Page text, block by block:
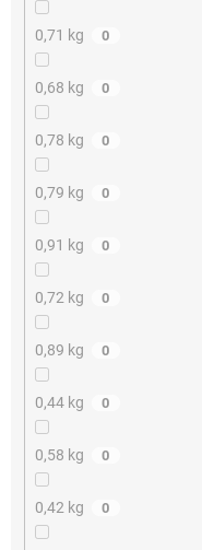
0,71 kg 0
0,68 kg 0
0,78 kg 0
0,79 kg 0
0,91 kg 0
0,72 kg 0
0,89 kg 0
0,44 kg 0
0,58 kg 0
0,42 kg 0